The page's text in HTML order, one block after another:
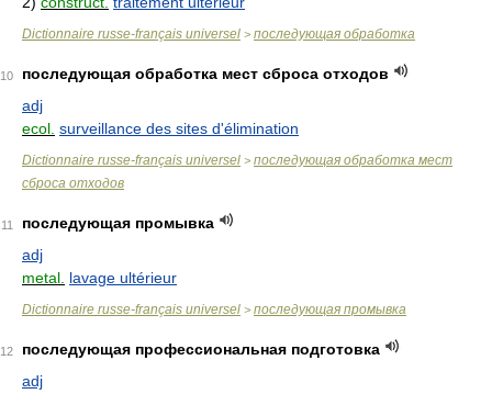
Dictionnaire russe-français universel > последующая обработка
10
последующая обработка мест сброса отходов
adj
ecol. surveillance des sites d'élimination
Dictionnaire russe-français universel > последующая обработка мест
сброса отходов
11
последующая промывка
adj
metal. lavage ultérieur
Dictionnaire russe-français universel > последующая промывка
12
последующая профессиональная подготовка
adj